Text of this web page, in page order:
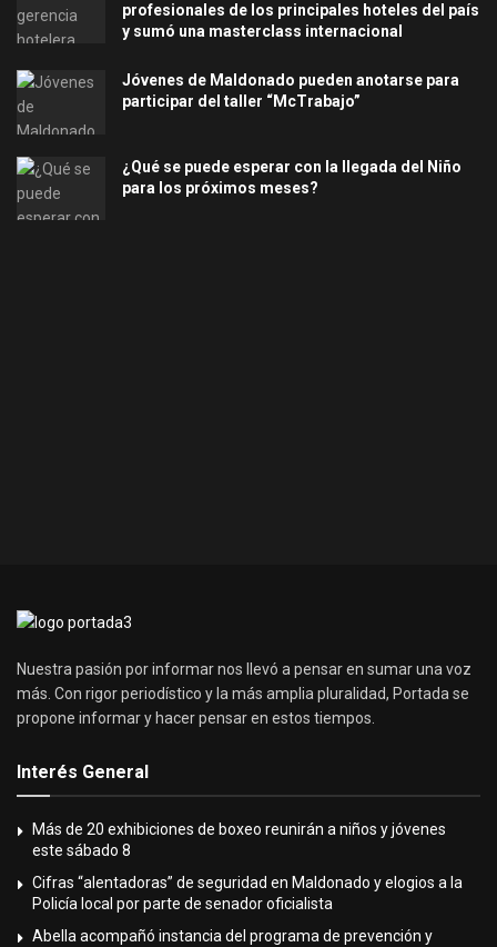
profesionales de los principales hoteles del país
y sumó una masterclass internacional
Jóvenes de Maldonado pueden anotarse para
participar del taller “McTrabajo”
¿Qué se puede esperar con la llegada del Niño
para los próximos meses?
Nuestra pasión por informar nos llevó a pensar en sumar una voz
más. Con rigor periodístico y la más amplia pluralidad, Portada se
propone informar y hacer pensar en estos tiempos.
Interés General
Más de 20 exhibiciones de boxeo reunirán a niños y jóvenes
este sábado 8
Cifras “alentadoras” de seguridad en Maldonado y elogios a la
Policía local por parte de senador oficialista
Abella acompañó instancia del programa de prevención y